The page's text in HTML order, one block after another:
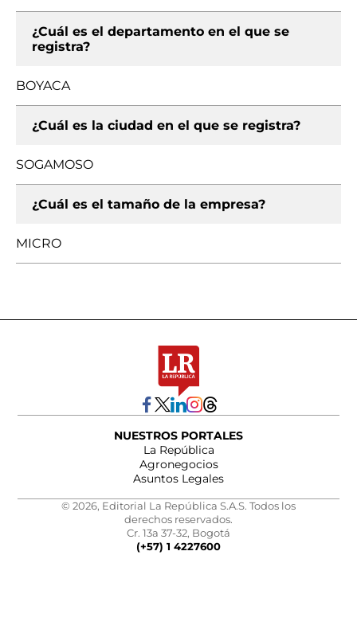
¿Cuál es el departamento en el que se
registra?
BOYACA
¿Cuál es la ciudad en el que se registra?
SOGAMOSO
¿Cuál es el tamaño de la empresa?
MICRO
NUESTROS PORTALES
La República
Agronegocios
Asuntos Legales
© 2026, Editorial La República S.A.S. Todos los
derechos reservados.
Cr. 13a 37-32, Bogotá
(+57) 1 4227600